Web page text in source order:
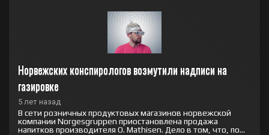
Норвежских конспирологов возмутили надписи на
газировке
5 лет назад
В сети розничных продуктовых магазинов норвежской
компании Norgesgruppen приостановлена продажа
напитков производителя O. Mathisen. Дело в том, что, по...